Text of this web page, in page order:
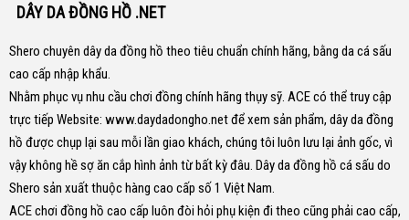
DÂY DA ĐỒNG HỒ .NET
Shero chuyên dây da đồng hồ theo tiêu chuẩn chính hãng, bằng da cá sấu
cao cấp nhập khẩu.
Nhằm phục vụ nhu cầu chơi đồng chính hãng thụy sỹ. ACE có thể truy cập
trực tiếp Website: www.daydadongho.netđể xem sản phẩm, dây da đồng
hồ được chụp lại sau mỗi lần giao khách, chúng tôi luôn lưu lại ảnh gốc, vì
vậy không hề sợ ăn cắp hình ảnh từ bất kỳ đâu. Dây da đồng hồ cá sấu do
Shero sản xuất thuộc hàng cao cấp số 1 Việt Nam.
ACE chơi đồng hồ cao cấp luôn đòi hỏi phụ kiện đi theo cũng phải cao cấp,